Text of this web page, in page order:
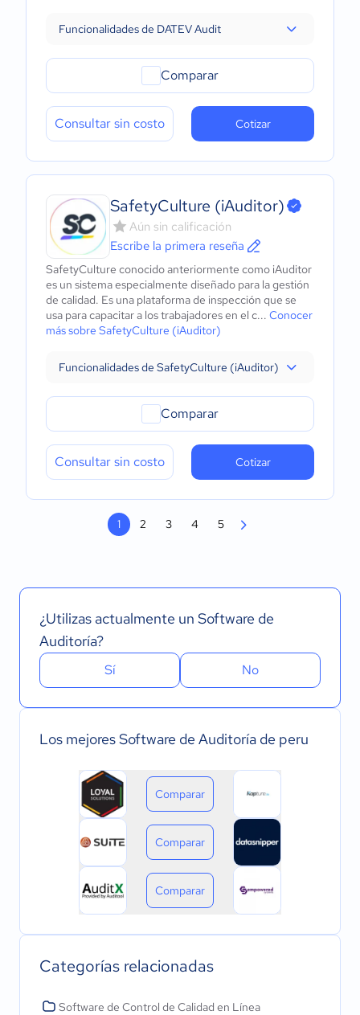
Funcionalidades de DATEV Audit
Comparar
Consultar sin costo Cotizar
SafetyCulture (iAuditor)
Aún sin calificación
Escribe la primera reseña
SafetyCulture conocido anteriormente como iAuditor
es un sistema especialmente diseñado para la gestión
de calidad. Es una plataforma de inspección que se
usa para capacitar a los trabajadores en el c... Conocer
más sobre SafetyCulture (iAuditor)
Funcionalidades de SafetyCulture (iAuditor)
Comparar
Consultar sin costo Cotizar
1 2 3 4 5
¿Utilizas actualmente un Software de
Auditoría?
Sí No
Los mejores Software de Auditoría de peru
Comparar
Comparar
Comparar
Categorías relacionadas
Software de Control de Calidad en Línea